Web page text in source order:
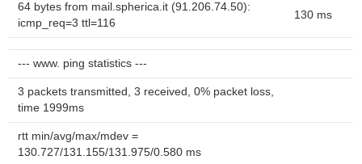
64 bytes from mail.spherica.it (91.206.74.50):
icmp_req=3 ttl=116
130 ms
--- www. ping statistics ---
3 packets transmitted, 3 received, 0% packet loss,
time 1999ms
rtt min/avg/max/mdev =
130.727/131.155/131.975/0.580 ms